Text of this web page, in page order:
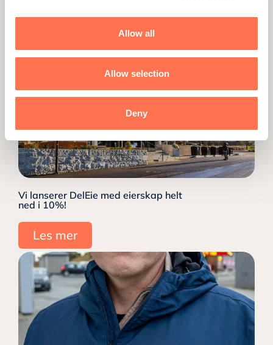
Allow all
Allow selection
Deny
Vi lanserer DelEie med eierskap helt
ned i 10%!
Les mer